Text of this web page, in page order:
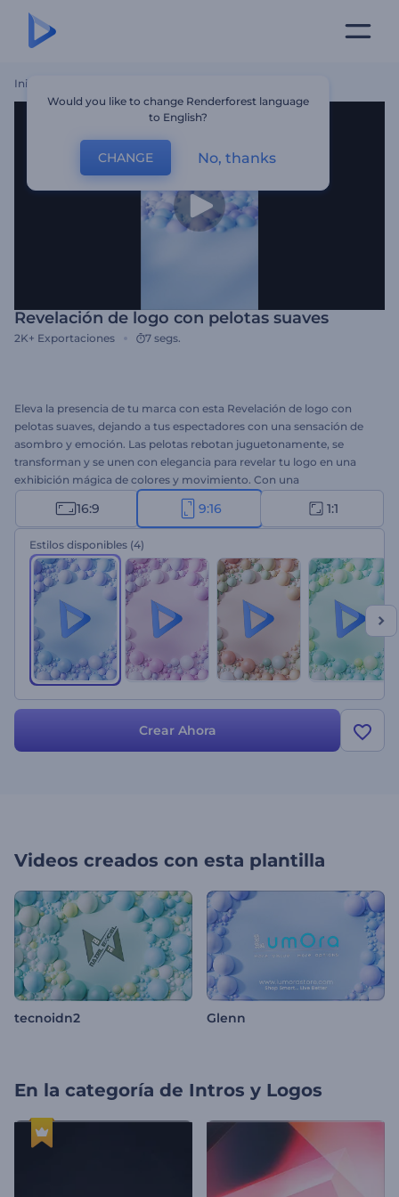
Inicio
Revelación de logo con pelotas suaves
2K+ Exportaciones 7 segs.
Eleva la presencia de tu marca con esta Revelación de logo con
pelotas suaves, dejando a tus espectadores con una sensación de
asombro y emoción. Las pelotas rebotan juguetonamente, se
transforman y se unen con elegancia para revelar tu logo en una
exhibición mágica de colores y movimiento. Con una
personalización sencilla, simplemente inserta tu logo, escribe tu
lema, elige entre una variedad de estilos de color y deja que la
magia se despliegue. Es perfecto para presentaciones de
productos, promociones de empresas o servicios, aperturas de
presentaciones y muchos otros proyectos más. No pierdas la
oportunidad de hacer que la revelación de tu logo sea una
experiencia inolvidable y destaca tu marca del resto. ¡Pruébalo
ahora!
16:9 9:16 1:1
Estilos disponibles (4)
Crear Ahora
Videos creados con esta plantilla
tecnoidn2 Glenn
En la categoría de Intros y Logos
Would you like to change Renderforest language
to English?
CHANGE No, thanks